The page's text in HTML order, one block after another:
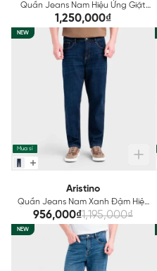
Quần Jeans Nam Hiệu Ứng Giặt
Mài Aristino AJN2110S0
1,250,000₫
NEW
Mua sỉ
Aristino
Quần Jeans Nam Xanh Đậm Hiệu
Ứng Giặt Mài Aristino AJN0060S0
956,000₫1,195,000₫
NEW